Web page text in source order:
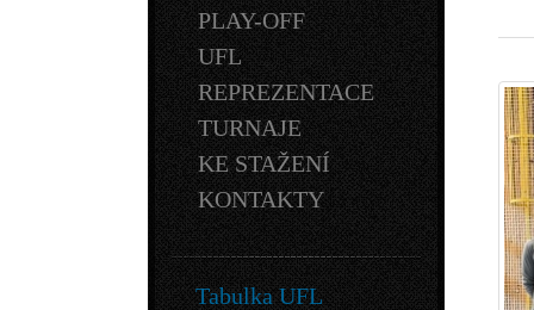
PLAY-OFF
UFL
REPREZENTACE
TURNAJE
KE STAŽENÍ
KONTAKTY
Tabulka UFL